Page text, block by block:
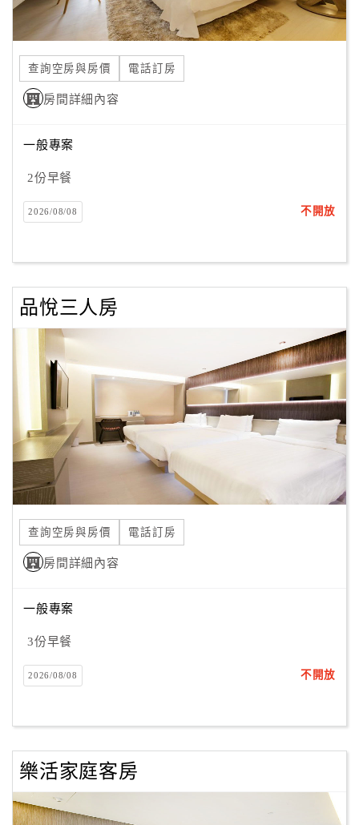
利
查
詢
房
Q&A
訂
房
收
據
合
提
案
合
商
合
作
查詢空房與房價 電話訂房
房間詳細內容
一般專案
2份早餐
2026/08/08 不開放
品悅三人房
查詢空房與房價 電話訂房
房間詳細內容
一般專案
3份早餐
2026/08/08 不開放
樂活家庭客房